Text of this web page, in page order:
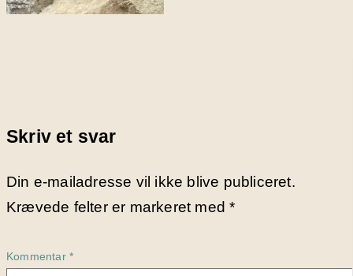
Skriv et svar
Din e-mailadresse vil ikke blive publiceret.
Krævede felter er markeret med*
Kommentar *